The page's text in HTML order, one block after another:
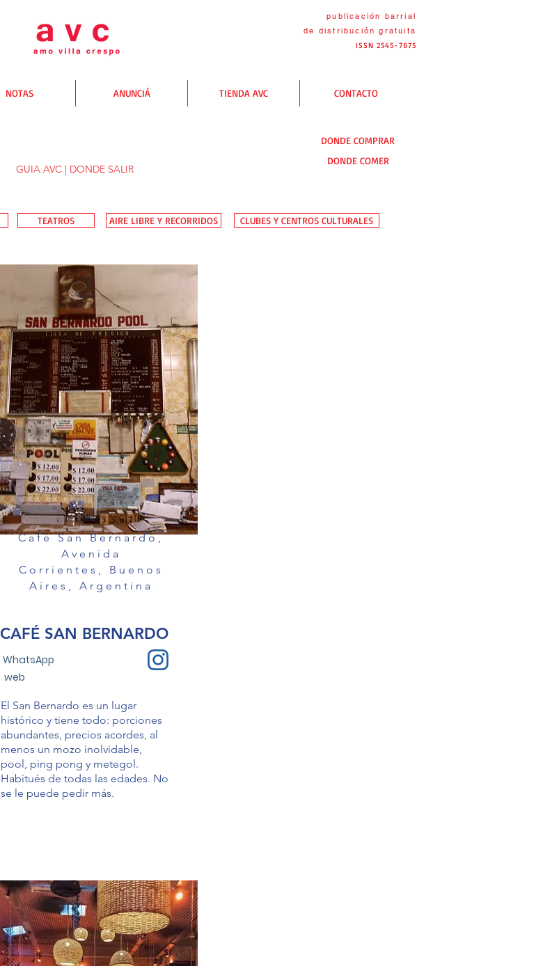
publicación barrial
de distribucióngratuita
ISSN 2545-7675
NOTAS ANUNCIÁ TIENDA AVC CONTACTO
DONDE COMPRAR
DONDE COMER
GUIA AVC | DONDE SALIR
TEATROS AIRE LIBRE Y RECORRIDOS CLUBES Y CENTROS CULTURALES
Café San Bernardo,
Avenida
Corrientes, Buenos
Aires, Argentina
CAFÉ SAN BERNARDO
WhatsApp
web
El San Bernardo es un lugar
histórico y tiene todo: porciones
abundantes, precios acordes, al
menos un mozo inolvidable,
pool, ping pong y metegol.
Habitués de todas las edades. No
se le puede pedir más.